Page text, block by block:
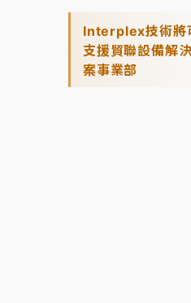
Interplex技術將
支援貿聯設備解
案事業部